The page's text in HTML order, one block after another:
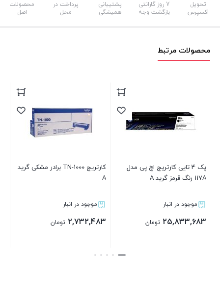
تحویل
اکسپرس
7 روز گارانتی
بازگشت وجه
پشتیبانی
همیشگی
پرداخت در
محل
محصولات
اصل
محصولات مرتبط
کارتریج TN-1000 برادر مشکی گرید
A
موجود در انبار
2,732,483 تومان
کارتریج اچ پی مدل 504A رنگ قرمز
گرید A
موجود در انبار
12,420,083 تومان